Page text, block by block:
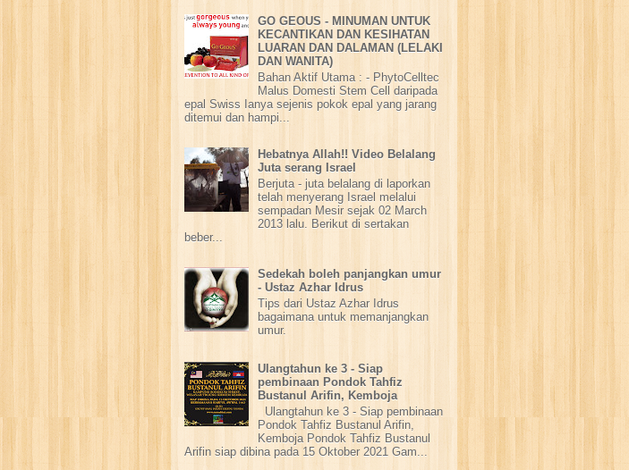
GO GEOUS - MINUMAN UNTUK
KECANTIKAN DAN KESIHATAN
LUARAN DAN DALAMAN (LELAKI
DAN WANITA)
Bahan Aktif Utama : - PhytoCelltec
Malus Domesti Stem Cell daripada
epal Swiss Ianya sejenis pokok epal yang jarang
ditemui dan hampi...
Hebatnya Allah!! Video Belalang
Juta serang Israel
Berjuta - juta belalang di laporkan
telah menyerang Israel melalui
sempadan Mesir sejak 02 March
2013 lalu. Berikut di sertakan
beber...
Sedekah boleh panjangkan umur
- Ustaz Azhar Idrus
Tips dari Ustaz Azhar Idrus
bagaimana untuk memanjangkan
umur.
Ulangtahun ke 3 - Siap
pembinaan Pondok Tahfiz
Bustanul Arifin, Kemboja
Ulangtahun ke 3 - Siap pembinaan
Pondok Tahfiz Bustanul Arifin,
Kemboja Pondok Tahfiz Bustanul
Arifin siap dibina pada 15 Oktober 2021 Gam...